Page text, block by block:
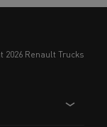
2026 Renault Trucks